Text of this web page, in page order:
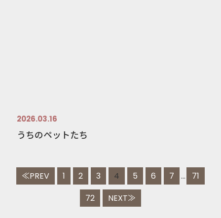
2026.03.16
うちのペットたち
≪PREV 1 2 3 4 5 6 7 ...
71
72
NEXT≫